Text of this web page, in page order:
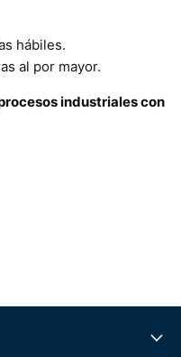
hábiles.
al por mayor.
industriales con